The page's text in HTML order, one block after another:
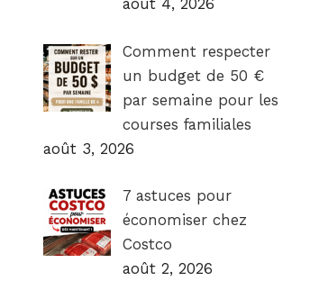
août 4, 2026
Comment respecter
un budget de 50 €
par semaine pour les
courses familiales
août 3, 2026
7 astuces pour
économiser chez
Costco
août 2, 2026